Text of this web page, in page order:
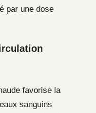
par une dose
favorise la
sanguins